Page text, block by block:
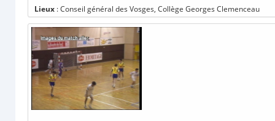
Lieux : Conseil général des Vosges, Collège Georges Clemenceau